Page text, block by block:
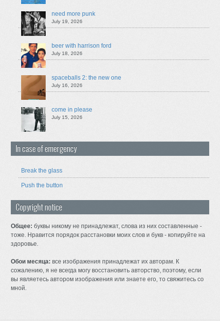
need more punk
July 19, 2026
beer with harrison ford
July 18, 2026
spaceballs 2: the new one
July 16, 2026
come in please
July 15, 2026
In case of emergency
Break the glass
Push the button
Copyright notice
Общее: буквы никому не принадлежат, слова из них составленные -
тоже. Нравится порядок расстановки моих слов и букв - копируйте на
здоровье.
Обои месяца: все изображения принадлежат их авторам. К
сожалению, я не всегда могу восстановить авторство, поэтому, если
вы являетесь автором изображения или знаете его, то свяжитесь со
мной.